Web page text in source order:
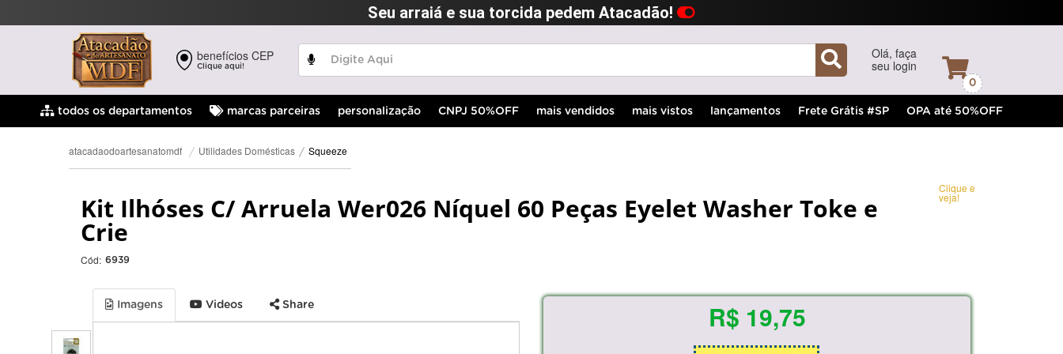
Seu arraiá e sua torcida pedem Atacadão!
benefícios CEP
Clique aqui!
Olá, faça
seu login
0
todos os departamentos marcas parceiras personalização CNPJ 50%OFF mais vendidos mais vistos lançamentos Frete Grátis #SP OPA até 50%OFF
atacadaodoartesanatomdf Utilidades Domésticas Squeeze
Kit Ilhóses C/ Arruela Wer026 Níquel 60 Peças Eyelet Washer Toke e
Crie
Cód: 6939
Clique e
veja!
Imagens Videos Share R$ 19,75